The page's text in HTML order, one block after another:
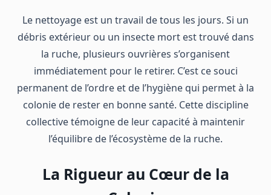
Le nettoyage est un travail de tous les jours. Si un
débris extérieur ou un insecte mort est trouvé dans
la ruche, plusieurs ouvrières s’organisent
immédiatement pour le retirer. C’est ce souci
permanent de l’ordre et de l’hygiène qui permet à la
colonie de rester en bonne santé. Cette discipline
collective témoigne de leur capacité à maintenir
l’équilibre de l’écosystème de la ruche.
La Rigueur au Cœur de la